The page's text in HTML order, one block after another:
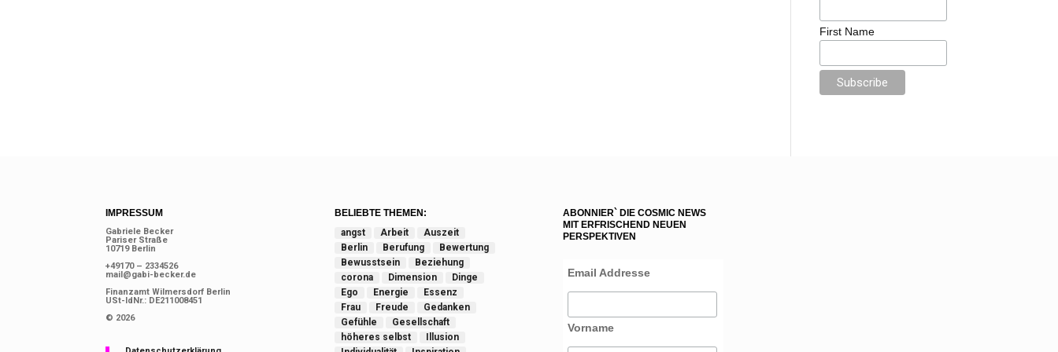
First Name
IMPRESSUM
Gabriele Becker
Pariser Straße
10719 Berlin
+49170 – 2334526
mail@gabi-becker.de
Finanzamt Wilmersdorf Berlin
USt-IdNr.: DE211008451
© 2026
BELIEBTE THEMEN:
angst
Arbeit
Auszeit
Berlin
Berufung
Bewertung
Bewusstsein
Beziehung
corona
Dimension
Dinge
Ego
Energie
Essenz
Frau
Freude
Gedanken
Gefühle
Gesellschaft
höheres selbst
Illusion
ABONNIER` DIE COSMIC NEWS
MIT ERFRISCHEND NEUEN
PERSPEKTIVEN
Email Addresse
Vorname